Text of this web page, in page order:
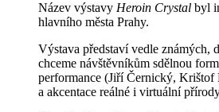
Název výstavy Heroin Crystal byl
hlavního města Prahy.
Výstava představí vedle známých,
chceme návštěvníkům sdělnou
performance (Jiří Černický, Krištof
a akcentace reálné i virtuální